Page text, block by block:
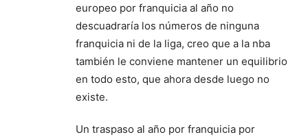
europeo por franquicia al año no
descuadraría los números de ninguna
franquicia ni de la liga, creo que a la nba
también le conviene mantener un equilibrio
en todo esto, que ahora desde luego no
existe.
Un traspaso al año por franquicia por